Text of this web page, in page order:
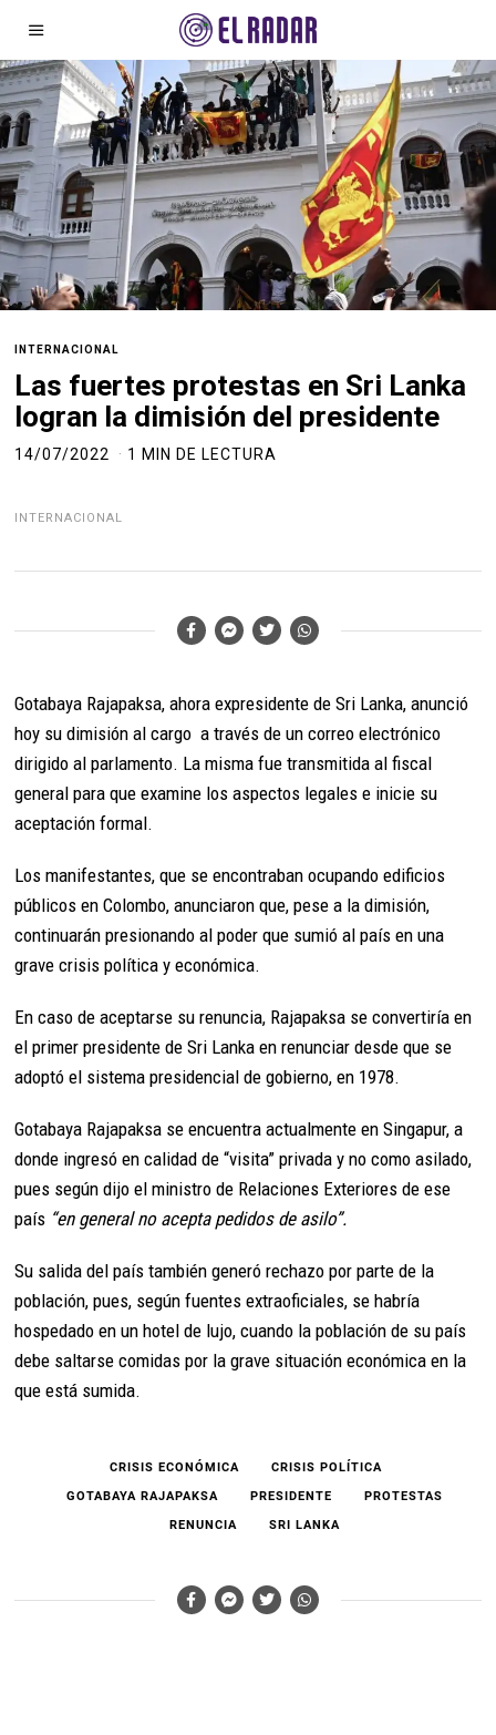
INTERNACIONAL
Las fuertes protestas en Sri Lanka
logran la dimisión del presidente
14/07/2022 1 MIN DE LECTURA
INTERNACIONAL
Gotabaya Rajapaksa, ahora expresidente de Sri Lanka, anunció
hoy su dimisión al cargo a través de un correo electrónico
dirigido al parlamento. La misma fue transmitida al fiscal
general para que examine los aspectos legales e inicie su
aceptación formal.
Los manifestantes, que se encontraban ocupando edificios
públicos en Colombo, anunciaron que, pese a la dimisión,
continuarán presionando al poder que sumió al país en una
grave crisis política y económica.
En caso de aceptarse su renuncia, Rajapaksa se convertiría en
el primer presidente de Sri Lanka en renunciar desde que se
adoptó el sistema presidencial de gobierno, en 1978.
Gotabaya Rajapaksa se encuentra actualmente en Singapur, a
donde ingresó en calidad de “visita” privada y no como asilado,
pues según dijo el ministro de Relaciones Exteriores de ese
país “en general no acepta pedidos de asilo”.
Su salida del país también generó rechazo por parte de la
población, pues, según fuentes extraoficiales, se habría
hospedado en un hotel de lujo, cuando la población de su país
debe saltarse comidas por la grave situación económica en la
que está sumida.
CRISIS ECONÓMICA
CRISIS POLÍTICA
GOTABAYA RAJAPAKSA
PRESIDENTE
PROTESTAS
RENUNCIA
SRI LANKA